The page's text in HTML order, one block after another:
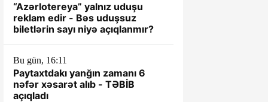
“Azərlotereya” yalnız uduşu
reklam edir - Bəs uduşsuz
biletlərin sayı niyə açıqlanmır?
Bu gün, 16:11
Paytaxtdakı yanğın zamanı 6
nəfər xəsarət alıb - TƏBİB
açıqladı